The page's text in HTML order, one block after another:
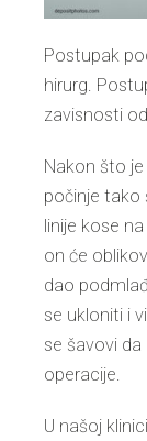
Postupak
hirurg.
zavisnosti
Nakon što
počinje tako
linije kose
on će
dao
se ukloniti i
se šavovi
operacije.
U našoj